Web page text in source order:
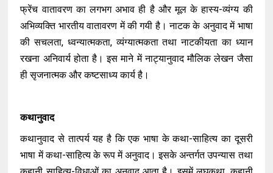
फ्रेंच वातावरण का लगभग अभाव ही है और मूल के हास्य-व्यंग्य की
अभिव्यक्ति भारतीय वातावरण में की गयी है। नाटक के अनुवाद में भाषा
की सचलता, ध्वन्यात्मकता, व्यंग्यात्मकता तथा नाटकीयता का ध्यान
रखना अनिवार्य होता है। इस माने में नाट्यानुवाद मौलिक लेखन जैसा
ही सृजनात्मक और कष्टसाध्य कार्य है।
कथानुवाद
कथानुवाद से तात्पर्य यह है कि एक भाषा के कथा-साहित्य का दूसरी
भाषा में कथा-साहित्य के रूप में अनुवाद। इसके अन्तर्गत उपन्यास तथा